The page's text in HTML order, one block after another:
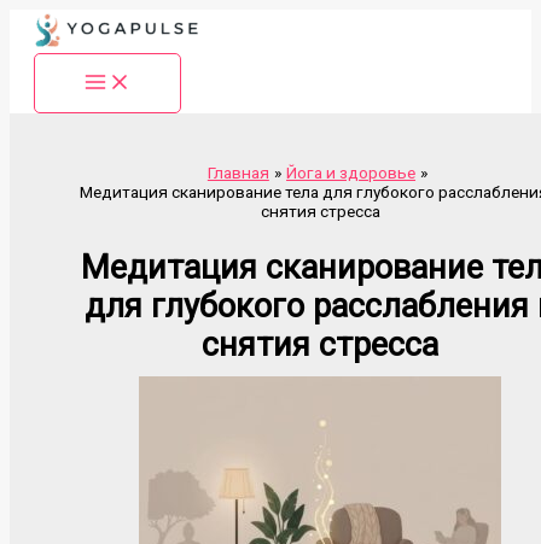
Перейти
содержимому
Главная
Йога и здоровье
Медитация сканирование тела для глубокого
снятия стресса
Медитация сканирование
для глубокого расслабления
снятия стресса